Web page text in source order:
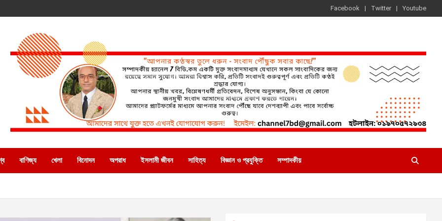
Facebook Twitter Youtube
বাণিজ্য খেলা বিনোদন অপরাধ ইসলামী জীবন সাহিত্য বিজ্ঞান ও প্রযুক্তি সম্পাদকীয়